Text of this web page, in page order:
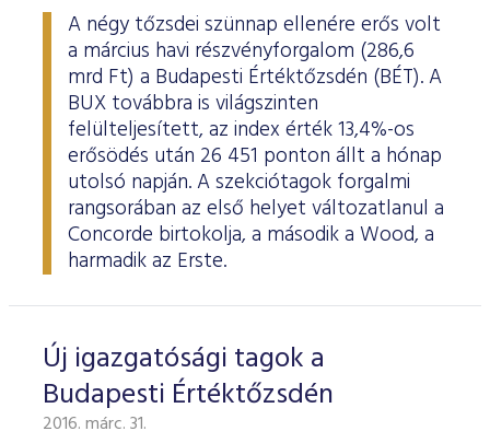
A négy tőzsdei szünnap ellenére erős volt
a március havi részvényforgalom (286,6
mrd Ft) a Budapesti Értéktőzsdén (BÉT). A
BUX továbbra is világszinten
felülteljesített, az index érték 13,4%-os
erősödés után 26 451 ponton állt a hónap
utolsó napján. A szekciótagok forgalmi
rangsorában az első helyet változatlanul a
Concorde birtokolja, a második a Wood, a
harmadik az Erste.
Új igazgatósági tagok a
Budapesti Értéktőzsdén
2016. márc. 31.